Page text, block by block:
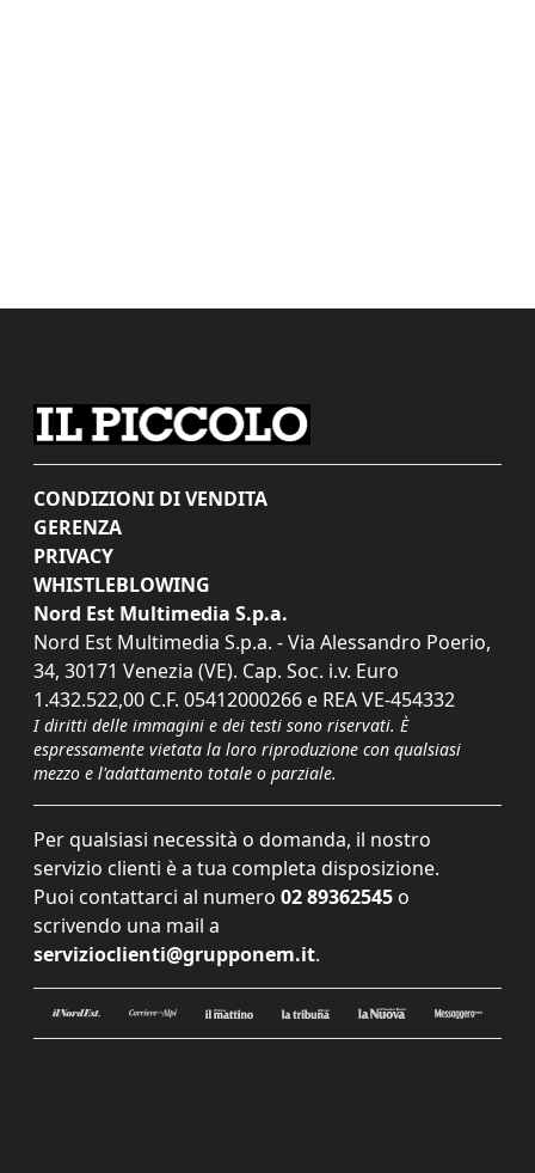
CONDIZIONI DI VENDITA
GERENZA
PRIVACY
WHISTLEBLOWING
Nord Est Multimedia S.p.a.
Nord Est Multimedia S.p.a. - Via Alessandro Poerio,
34, 30171 Venezia (VE). Cap. Soc. i.v. Euro
1.432.522,00 C.F. 05412000266 e REA VE-454332
I diritti delle immagini e dei testi sono riservati. È
espressamente vietata la loro riproduzione con qualsiasi
mezzo e l'adattamento totale o parziale.
Per qualsiasi necessità o domanda, il nostro
servizio clienti è a tua completa disposizione.
Puoi contattarci al numero 02 89362545 o
scrivendo una mail a
servizioclienti@grupponem.it.